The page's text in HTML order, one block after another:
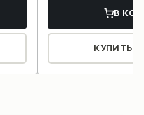
В
КУПИТЬ В